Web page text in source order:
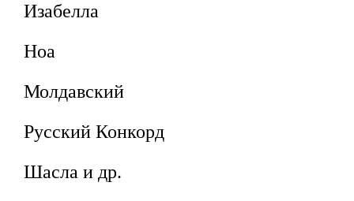
Изабелла
Ноа
Молдавский
Русский Конкорд
Шасла и др.